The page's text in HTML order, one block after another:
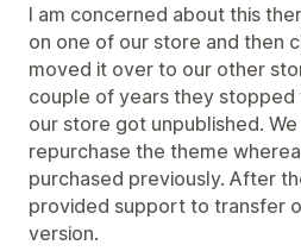
I am concerned about this
on one of our store and then
moved it over to our other
couple of years they stopped
our store got unpublished.
repurchase the theme
purchased previously. After
provided support to transfer
version.